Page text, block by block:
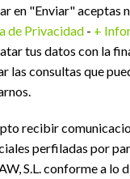
en "Enviar" aceptas
de Privacidad - +
tus datos con la
las consultas que
recibir
perfiladas por
S.L. conforme a lo